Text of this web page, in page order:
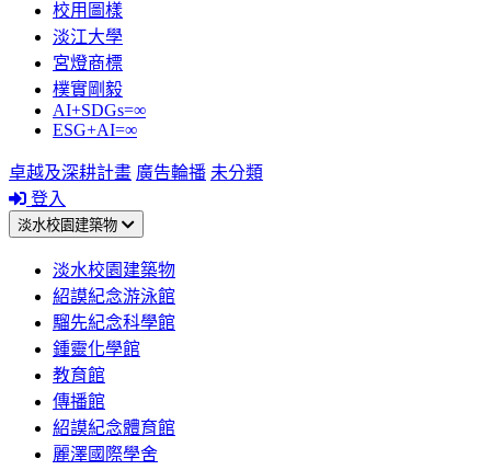
校用圖樣
淡江大學
宮燈商標
樸實剛毅
AI+SDGs=∞
ESG+AI=∞
卓越及深耕計畫 廣告輪播 未分類
登入
淡水校園建築物
淡水校園建築物
紹謨紀念游泳館
騮先紀念科學館
鍾靈化學館
教育館
傳播館
紹謨紀念體育館
麗澤國際學舍